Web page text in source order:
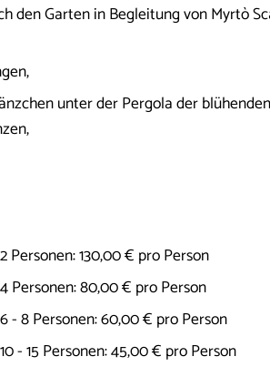
den Garten in Begleitung von Myrtò
unter der Pergola der
Personen: 130,00 € pro Person
Personen: 80,00 € pro Person
- 8 Personen: 60,00 € pro Person
- 15 Personen: 45,00 € pro Person